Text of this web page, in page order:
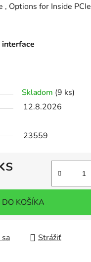
Options for Inside PCIe
interface
Skladom (9 ks)
12.8.2026
23559
DO KOŠÍKA
Strážiť